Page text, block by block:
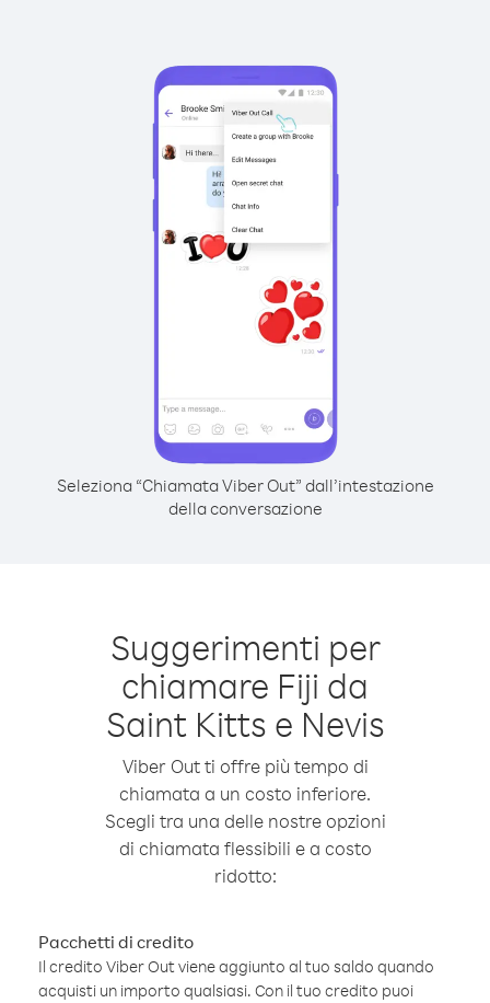
Seleziona “Chiamata Viber Out” dall’intestazione
della conversazione
Suggerimenti per
chiamare Fiji da
Saint Kitts e Nevis
Viber Out ti offre più tempo di
chiamata a un costo inferiore.
Scegli tra una delle nostre opzioni
di chiamata flessibili e a costo
ridotto:
Pacchetti di credito
Il credito Viber Out viene aggiunto al tuo saldo quando
acquisti un importo qualsiasi. Con il tuo credito puoi